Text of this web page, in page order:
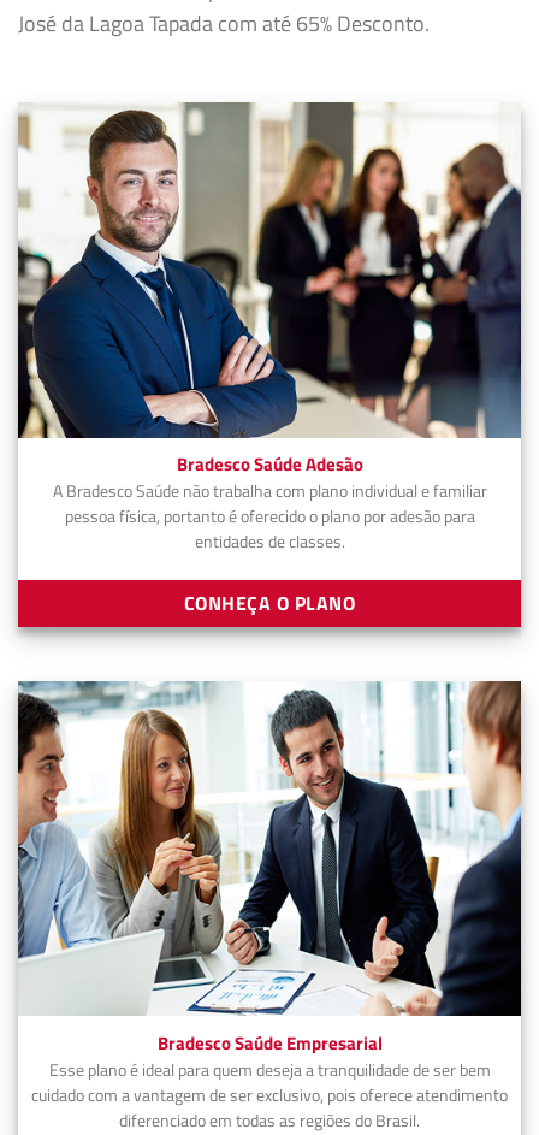
José da Lagoa Tapada com até 65% Desconto.
Bradesco Saúde Adesão
A Bradesco Saúde não trabalha com plano individual e familiar
pessoa física, portanto é oferecido o plano por adesão para
entidades de classes.
CONHEÇA O PLANO
Bradesco Saúde Empresarial
Esse plano é ideal para quem deseja a tranquilidade de ser bem
cuidado com a vantagem de ser exclusivo, pois oferece atendimento
diferenciado em todas as regiões do Brasil.